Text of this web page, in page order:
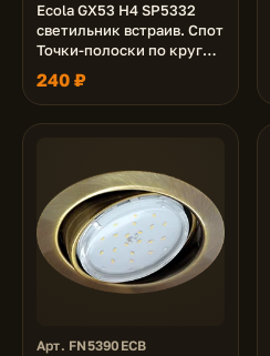
Ecola GX53 H4 SP5332
светильник встраив. Спот
Точки-полоски по кругу
матовый Хром/Алюм
110х52 (к+)
240 ₽
Арт. FN5390ECB